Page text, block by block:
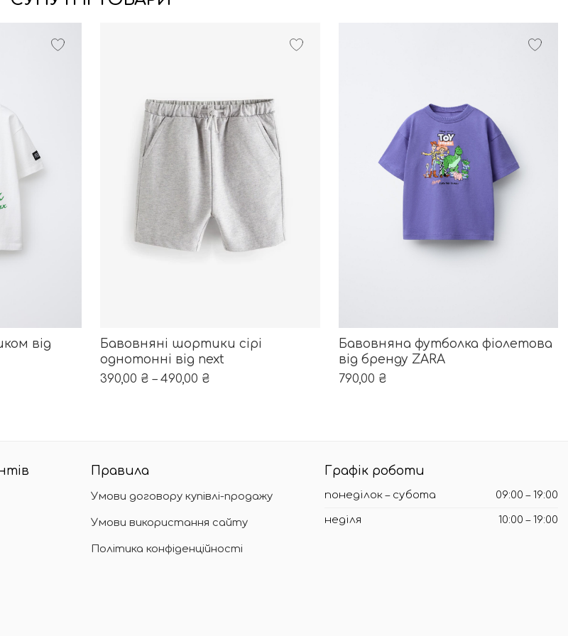
товару
Параметри можна вибрати на сторінці товару
від
Цей товар має кілька варіантів. Параметри можна вибрати на сторінці товару
Бавовняні шортики сірі
однотонні від next
390,00 ₴ –490,00 ₴
Цей товар має кілька варіантів.
Бавовняна футболка фіолетова
від бренду ZARA
790,00 ₴
Правила
Умови договору купівлі-продажу
Умови використання сайту
Політика конфіденційності
Графік роботи
понеділок – субота 09:00 – 19:00
неділя 10:00 – 19:00